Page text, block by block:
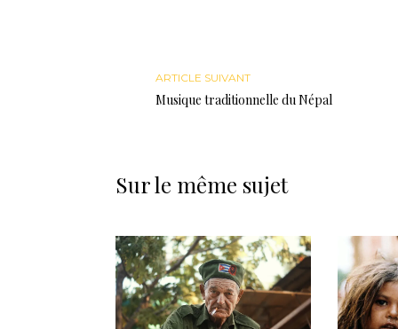
ARTICLE SUIVANT
Musique traditionnelle du Népal
Sur le même sujet